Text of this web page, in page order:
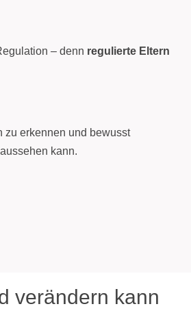
– denn regulierte Eltern
zu erkennen und bewusst
kann.
verändern kann